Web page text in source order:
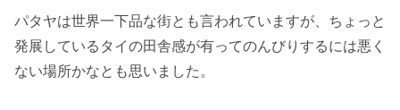
パタヤは世界一下品な街とも言われていますが、ちょっと
発展しているタイの田舎感が有ってのんびりするには悪く
ない場所かなとも思いました。